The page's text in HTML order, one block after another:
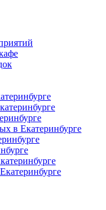
в Екатеринбурге